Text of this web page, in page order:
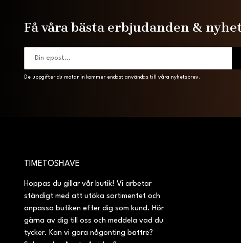
Få våra bästa erbjudanden &
De uppgifter du matar in kommer endast användas till våra nyhetsbrev.
TIMETOSHAVE
Hoppas du gillar vår butik! Vi arbetar
ständigt med att utöka sortimentet och
anpassa butiken efter dig som kund. Hör
gärna av dig till oss och meddela vad du
tycker. Kan vi göra någonting bättre?